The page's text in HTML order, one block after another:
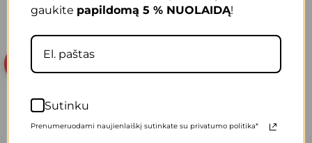
Populiariausi produktai
gaukite papildomą 5 % NUOLAIDĄ!
Sutinku
Prenumeruodami naujienlaiškį sutinkate su privatumo politika*